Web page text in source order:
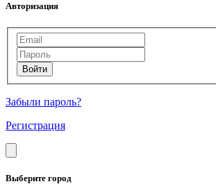
Авторизация
Забыли пароль?
Регистрация
Выберите город